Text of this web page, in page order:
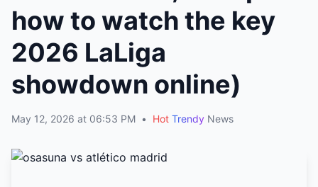
how to watch the key
2026 LaLiga
showdown online)
May 12, 2026 at 06:53 PM • Hot Trendy News